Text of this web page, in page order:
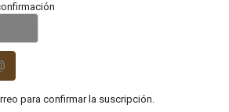
para confirmar la suscripción.